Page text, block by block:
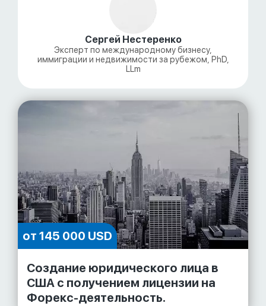
Сергей Нестеренко
Эксперт по международному бизнесу,
иммиграции и недвижимости за рубежом, PhD,
LLm
от 145 000 USD
Создание юридического лица в
США с получением лицензии на
Форекс-деятельность.